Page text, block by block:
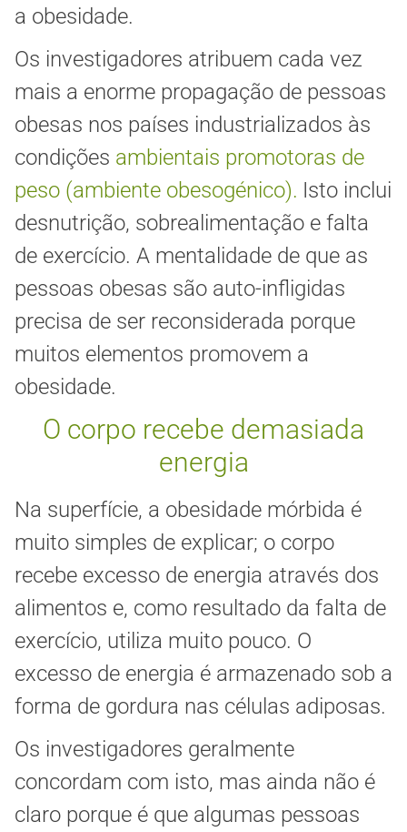
a obesidade.
Os investigadores atribuem cada vez
mais a enorme propagação de pessoas
obesas nos países industrializados às
condições ambientais promotoras de
peso (ambiente obesogénico). Isto inclui
desnutrição, sobrealimentação e falta
de exercício. A mentalidade de que as
pessoas obesas são auto-infligidas
precisa de ser reconsiderada porque
muitos elementos promovem a
obesidade.
O corpo recebe demasiada
energia
Na superfície, a obesidade mórbida é
muito simples de explicar; o corpo
recebe excesso de energia através dos
alimentos e, como resultado da falta de
exercício, utiliza muito pouco. O
excesso de energia é armazenado sob a
forma de gordura nas células adiposas.
Os investigadores geralmente
concordam com isto, mas ainda não é
claro porque é que algumas pessoas